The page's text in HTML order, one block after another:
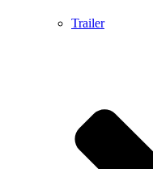
Trailer